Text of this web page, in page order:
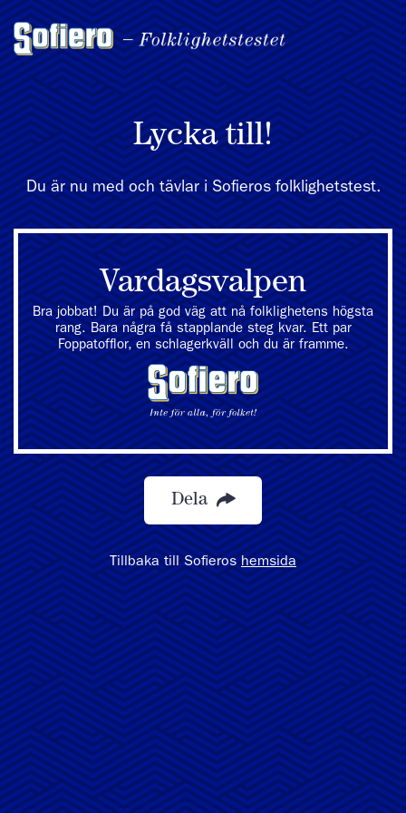
Lycka till!
Du är nu med och tävlar i Sofieros folklighetstest.
Vardagsvalpen
Bra jobbat! Du är på god väg att nå folklighetens högsta
rang. Bara några få stapplande steg kvar. Ett par
Foppatofflor, en schlagerkväll och du är framme.
Dela
Tillbaka till Sofieroshemsida